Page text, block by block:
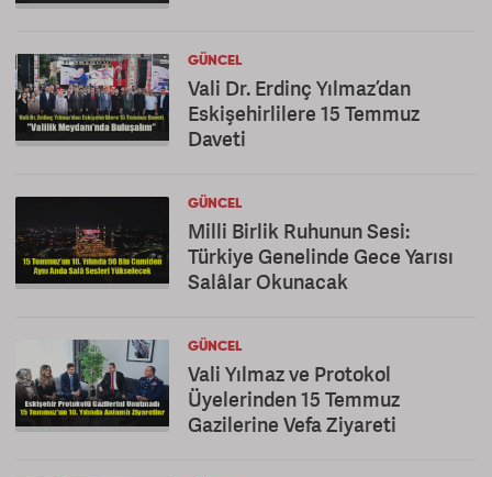
GÜNCEL
Vali Dr. Erdinç Yılmaz’dan
Eskişehirlilere 15 Temmuz
Daveti
GÜNCEL
Milli Birlik Ruhunun Sesi:
Türkiye Genelinde Gece Yarısı
Salâlar Okunacak
GÜNCEL
Vali Yılmaz ve Protokol
Üyelerinden 15 Temmuz
Gazilerine Vefa Ziyareti